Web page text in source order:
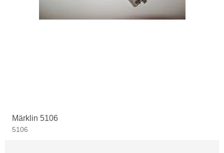
Märklin 5106
5106